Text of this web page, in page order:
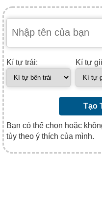
Kí tự trái: Kí tự
Tạo
Bạn có thể chọn hoặc
tùy theo ý thích của mình.